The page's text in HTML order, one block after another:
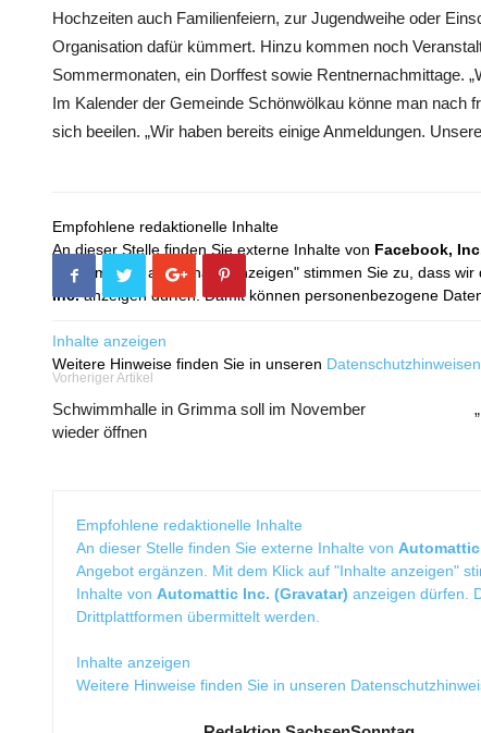
Hochzeiten auch Familienfeiern, zur Jugendweihe oder
Organisation dafür kümmert. Hinzu kommen noch
Sommermonaten, ein Dorffest sowie Rentnernachmittage.
Im Kalender der Gemeinde Schönwölkau könne man nach
sich beeilen. „Wir haben bereits einige Anmeldungen.
Empfohlene redaktionelle Inhalte
An dieser Stelle finden Sie externe Inhalte von Facebook,
Mit dem Klick auf "Inhalte anzeigen" stimmen Sie zu, dass
Inc.anzeigen dürfen. Damit können personenbezogene
Inhalte anzeigen
Weitere Hinweise finden Sie in unseren Datenschutzhinweisen
Vorheriger Artikel
Schwimmhalle in Grimma soll im November
wieder öffnen
Empfohlene redaktionelle Inhalte
An dieser Stelle finden Sie externe Inhalte von
Angebot ergänzen. Mit dem Klick auf "Inhalte anzeigen"
Inhalte von Automattic Inc. (Gravatar) anzeigen dürfen.
Drittplattformen übermittelt werden.
Inhalte anzeigen
Weitere Hinweise finden Sie in unseren